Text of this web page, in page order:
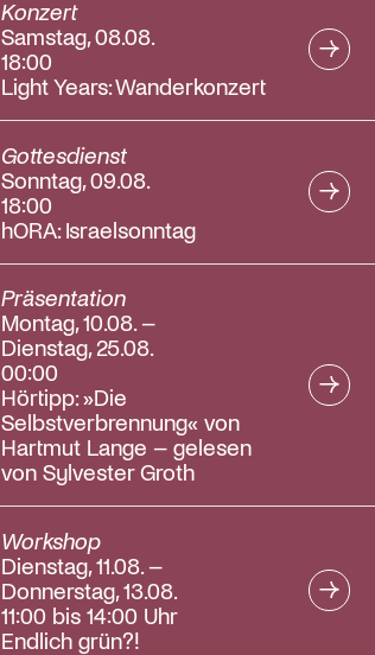
Konzert
Samstag, 08.08.
18:00
Light Years: Wanderkonzert
Gottesdienst
Sonntag, 09.08.
18:00
hORA: Israelsonntag
Präsentation
Montag, 10.08. –
Dienstag, 25.08.
00:00
Hörtipp: »Die
Selbstverbrennung« von
Hartmut Lange – gelesen
von Sylvester Groth
Workshop
Dienstag, 11.08. –
Donnerstag, 13.08.
11:00 bis 14:00 Uhr
Endlich grün?!